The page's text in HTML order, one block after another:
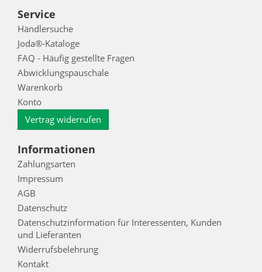
Service
Händlersuche
Joda®-Kataloge
FAQ - Häufig gestellte Fragen
Abwicklungspauschale
Warenkorb
Konto
Vertrag widerrufen
Informationen
Zahlungsarten
Impressum
AGB
Datenschutz
Datenschutzinformation für Interessenten, Kunden
und Lieferanten
Widerrufsbelehrung
Kontakt